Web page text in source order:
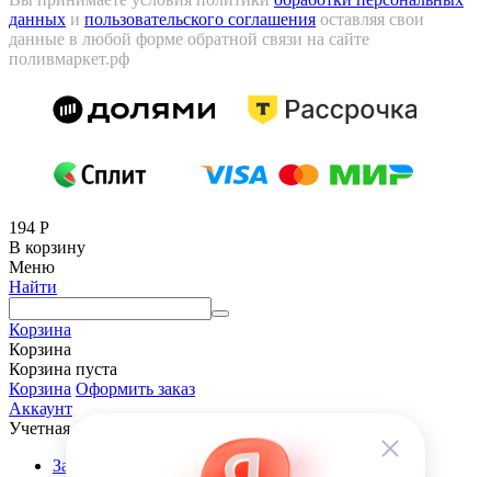
данных и пользовательского соглашения оставляя свои
данные в любой форме обратной связи на сайте
поливмаркет.рф
194 Р
В корзину
Меню
Найти
Корзина
Корзина
Корзина пуста
Корзина Оформить заказ
Аккаунт
Учетная запись
Заказы